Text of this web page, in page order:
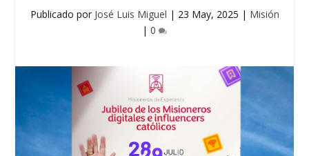
Publicado por José Luis Miguel | 23 May, 2025 | Misión
| 0